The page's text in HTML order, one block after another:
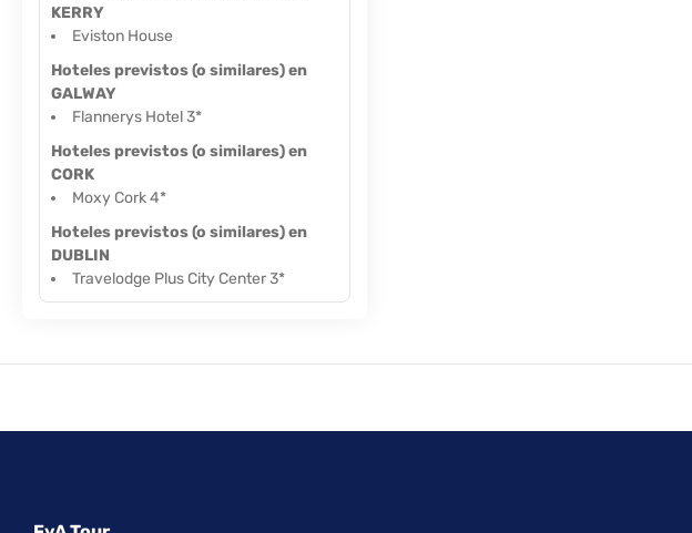
KERRY
Eviston House
Hoteles previstos (o similares) en
GALWAY
Flannerys Hotel 3*
Hoteles previstos (o similares) en
CORK
Moxy Cork 4*
Hoteles previstos (o similares) en
DUBLIN
Travelodge Plus City Center 3*